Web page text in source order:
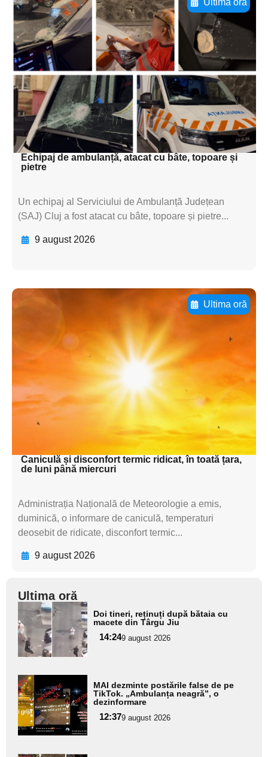
Ultima oră
Adaugă aici textul pentru
subtitluAdaugă aici
textul pentru
subtitluAdaugă aici
textul pentru
subtitluAdaugă aici
textul pentru subti
Echipaj de ambulanță, atacat cu bâte, topoare și
pietre
Un echipaj al Serviciului de Ambulanță Județean
(SAJ) Cluj a fost atacat cu bâte, topoare și pietre...
9 august 2026
Ultima oră
Adaugă aici textul pentru
subtitluAdaugă aici
textul pentru
subtitluAdaugă aici
textul pentru
subtitluAdaugă aici
textul pentru subti
Caniculă și disconfort termic ridicat, în toată țara,
de luni până miercuri
Administrația Națională de Meteorologie a emis,
duminică, o informare de caniculă, temperaturi
deosebit de ridicate, disconfort termic...
9 august 2026
Ultima oră
Adaugă
aici textul
pentru
subtitlu
Doi tineri, reținuți după bătaia cu
macete din Târgu Jiu
14:249 august 2026
Adaugă
aici textul
pentru
subtitlu
MAI dezminte postările false de pe
TikTok. „Ambulanța neagră”, o
dezinformare
12:379 august 2026